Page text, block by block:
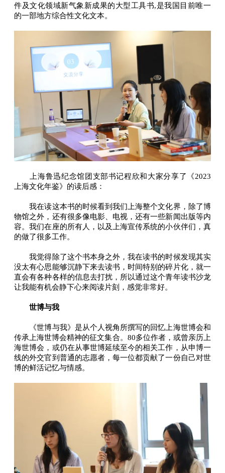
件及文化领域新气象新成果的大型工具书,是我国目前唯一
的一部地方综合性文化文本。
上海鲁迅纪念馆团支部书记程欣和大家分享了《2023
上海文化年鉴》的读后感：
我在读这本书的时候看到我们上海整个文化界，除了博
物馆之外，还有很多像电影、电视，还有一些新闻出版等内
容。我们在座的所有人，以及上海宣传系统的小伙伴们，真
的做了很多工作。
我觉得除了这个书本身之外，我在读书的时候发现其实
没太有心思能够沉静下来去读书，时间特别的碎片化，就一
直会有各种各样的信息去打扰，所以通过这个青年读书沙龙
让我能有机会静下心来阅读片刻，感觉非常好。
世博与我
《世博与我》是从个人视角所撰写的回忆上海世博会和
传承上海世博会精神的征文集合。80多位作者，或曾亲历上
海世博会，或仍在从事世博延续至今的相关工作，从申博一
线的外交官到普通的志愿者，每一位都贡献了一份自己对世
博的鲜活记忆与情感。